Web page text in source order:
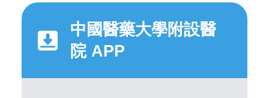
中國醫藥大學附設醫
院 APP